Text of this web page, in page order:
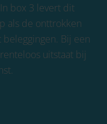
box 3 levert dit
als de onttrokken
Bij een
uitstaat bij